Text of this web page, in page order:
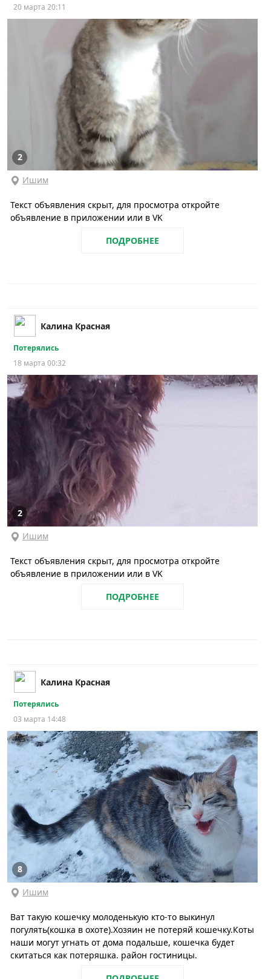
20 марта 20:11
2
Ишим
Текст объявления скрыт, для просмотра откройте
объявление в приложении или в VK
ПОДРОБНЕЕ
Калина Красная
Потерялись
18 марта 00:32
2
Ишим
Текст объявления скрыт, для просмотра откройте
объявление в приложении или в VK
ПОДРОБНЕЕ
Калина Красная
Потерялись
03 марта 14:48
8
Ишим
Ват такую кошечку молоденькую кто-то выкинул
погулять(кошка в охоте).Хозяин не потеряй кошечку.Коты
наши могут угнать от дома подальше, кошечка будет
скитаться как потеряшка. район гостиницы.